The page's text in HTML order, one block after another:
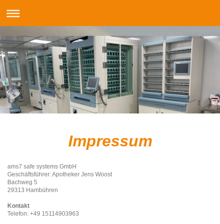
Impressum
ams7 safe systems GmbH
Geschäftsführer: Apotheker Jens Woost
Bachweg 5
29313 Hambühren
Kontakt
Telefon: +49 15114903963